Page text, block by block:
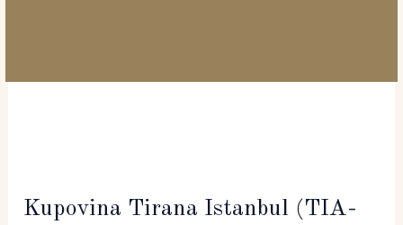
Kupovina Tirana Istanbul (TIA-